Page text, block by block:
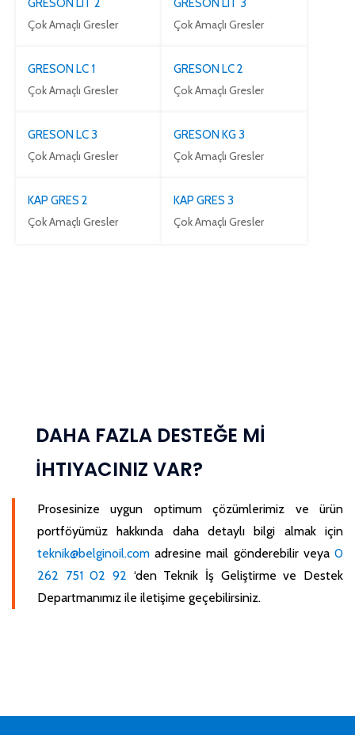
GRESON LIT 2
Çok Amaçlı Gresler
GRESON LIT 3
Çok Amaçlı Gresler
GRESON LC 1
Çok Amaçlı Gresler
GRESON LC 2
Çok Amaçlı Gresler
GRESON LC 3
Çok Amaçlı Gresler
GRESON KG 3
Çok Amaçlı Gresler
KAP GRES 2
Çok Amaçlı Gresler
KAP GRES 3
Çok Amaçlı Gresler
DAHA FAZLA DESTEĞE Mİ
İHTIYACINIZ VAR?
Prosesinize uygun optimum çözümlerimiz ve ürün
portföyümüz hakkında daha detaylı bilgi almak için
teknik@belginoil.com adresine mail gönderebilir veya 0
262 751 02 92 ‘den Teknik İş Geliştirme ve Destek
Departmanımız ile iletişime geçebilirsiniz.